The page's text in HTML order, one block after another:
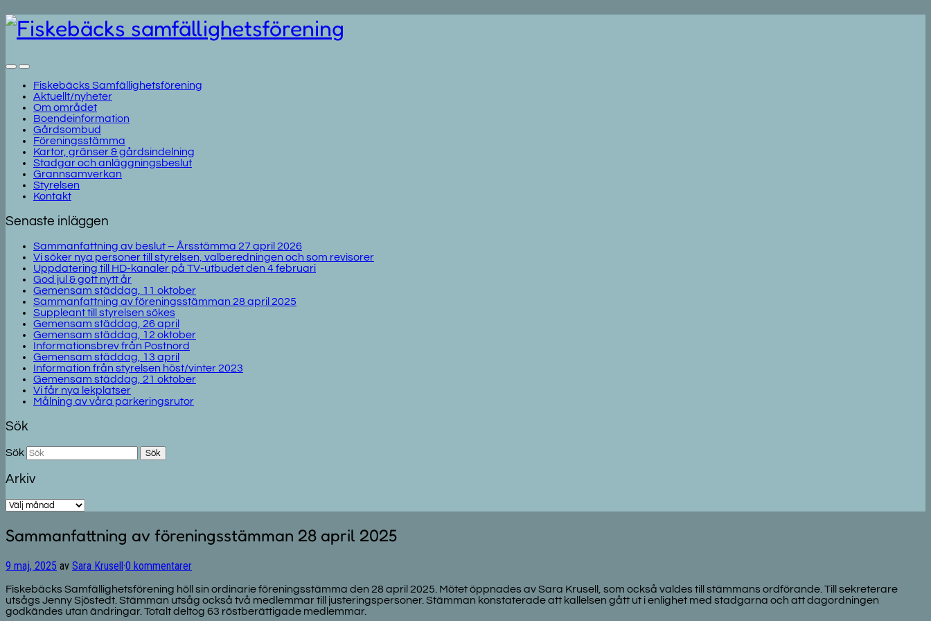
Fiskebäcks Samfällighetsförening
Aktuellt/nyheter
Om området
Boendeinformation
Gårdsombud
Föreningsstämma
Kartor, gränser & gårdsindelning
Stadgar och anläggningsbeslut
Grannsamverkan
Styrelsen
Kontakt
Senaste inläggen
Sammanfattning av beslut – Årsstämma 27 april 2026
Vi söker nya personer till styrelsen, valberedningen och som revisorer
Uppdatering till HD-kanaler på TV-utbudet den 4 februari
God jul & gott nytt år
Gemensam städdag, 11 oktober
Sammanfattning av föreningsstämman 28 april 2025
Suppleant till styrelsen sökes
Gemensam städdag, 26 april
Gemensam städdag, 12 oktober
Informationsbrev från Postnord
Gemensam städdag, 13 april
Information från styrelsen höst/vinter 2023
Gemensam städdag, 21 oktober
Vi får nya lekplatser
Målning av våra parkeringsrutor
Sök
Sök
Arkiv
Arkiv
Sammanfattning av föreningsstämman 28 april 2025
9 maj, 2025 av Sara Krusell·0 kommentarer
Fiskebäcks Samfällighetsförening höll sin ordinarie föreningsstämma den 28 april 2025. Mötet öppnades av Sara Krusell, som också valdes till stämmans ordförande. Till sekreterare
utsågs Jenny Sjöstedt. Stämman utsåg också två medlemmar till justeringspersoner. Stämman konstaterade att kallelsen gått ut i enlighet med stadgarna och att dagordningen
godkändes utan ändringar. Totalt deltog 63 röstberättigade medlemmar.